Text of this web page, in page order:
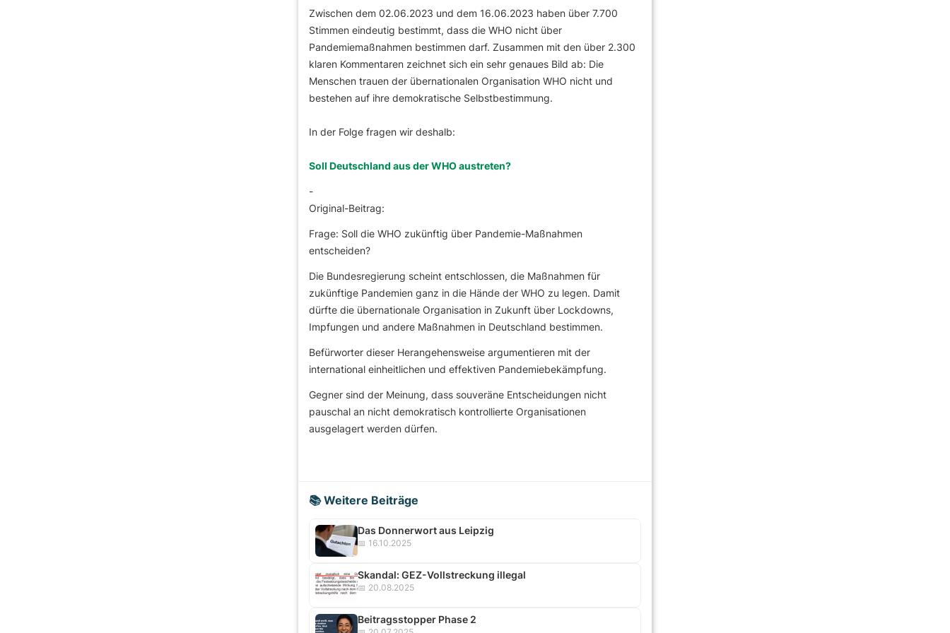
Zwischen dem 02.06.2023 und dem 16.06.2023 haben über 7.700
Stimmen eindeutig bestimmt, dass die WHO nicht über
Pandemiemaßnahmen bestimmen darf. Zusammen mit den über 2.300
klaren Kommentaren zeichnet sich ein sehr genaues Bild ab: Die
Menschen trauen der übernationalen Organisation WHO nicht und
bestehen auf ihre demokratische Selbstbestimmung.
In der Folge fragen wir deshalb:
Soll Deutschland aus der WHO austreten?
-
Original-Beitrag:
Frage: Soll die WHO zukünftig über Pandemie-Maßnahmen
entscheiden?
Die Bundesregierung scheint entschlossen, die Maßnahmen für
zukünftige Pandemien ganz in die Hände der WHO zu legen. Damit
dürfte die übernationale Organisation in Zukunft über Lockdowns,
Impfungen und andere Maßnahmen in Deutschland bestimmen.
Befürworter dieser Herangehensweise argumentieren mit der
international einheitlichen und effektiven Pandemiebekämpfung.
Gegner sind der Meinung, dass souveräne Entscheidungen nicht
pauschal an nicht demokratisch kontrollierte Organisationen
ausgelagert werden dürfen.
📚 Weitere Beiträge
Das Donnerwort aus Leipzig
📅 16.10.2025
Skandal: GEZ-Vollstreckung illegal
📅 20.08.2025
Beitragsstopper Phase 2